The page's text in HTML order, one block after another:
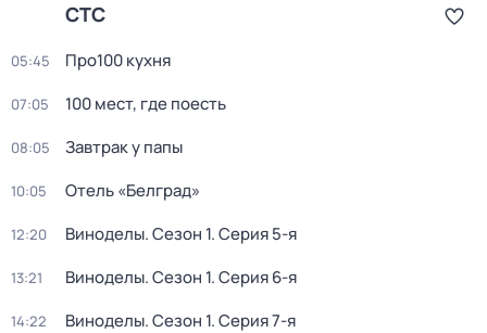
СТС
05:45 Про100 кухня
07:05 100 мест, где поесть
08:05 Завтрак у папы
10:05 Отель «Белград»
12:20 Виноделы. Сезон 1. Серия 5-я
13:21 Виноделы. Сезон 1. Серия 6-я
14:22 Виноделы. Сезон 1. Серия 7-я